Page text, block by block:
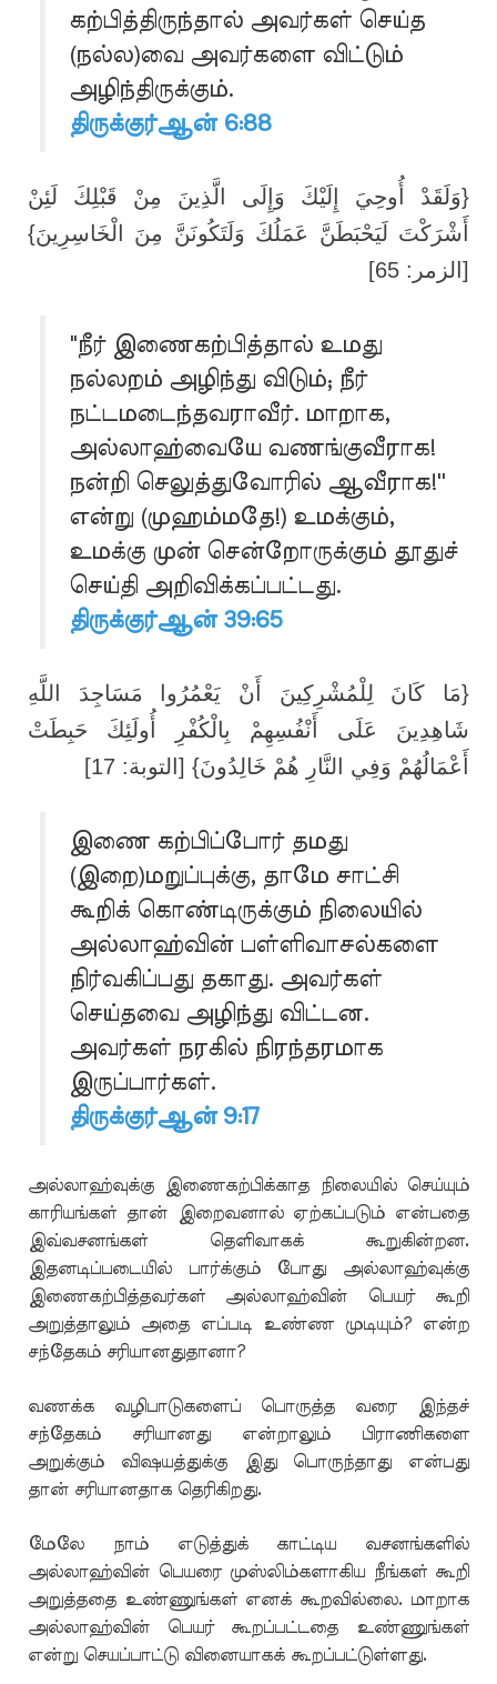
கற்பித்திருந்தால் அவர்கள் செய்த
(நல்ல)வை அவர்களை விட்டும்
அழிந்திருக்கும்.
திருக்குர்ஆன் 6:88
{وَلَقَدْ أُوحِيَ إِلَيْكَ وَإِلَى الَّذِينَ مِنْ قَبْلِكَ لَئِنْ
أَشْرَكْتَ لَيَحْبَطَنَّ عَمَلُكَ وَلَتَكُونَنَّ مِنَ الْخَاسِرِينَ}
[الزمر: 65]
"நீர் இணைகற்பித்தால் உமது
நல்லறம் அழிந்து விடும்; நீர்
நட்டமடைந்தவராவீர். மாறாக,
அல்லாஹ்வையே வணங்குவீராக!
நன்றி செலுத்துவோரில் ஆவீராக!''
என்று (முஹம்மதே!) உமக்கும்,
உமக்கு முன் சென்றோருக்கும் தூதுச்
செய்தி அறிவிக்கப்பட்டது.
திருக்குர்ஆன் 39:65
{مَا كَانَ لِلْمُشْرِكِينَ أَنْ يَعْمُرُوا مَسَاجِدَ اللَّهِ
شَاهِدِينَ عَلَى أَنْفُسِهِمْ بِالْكُفْرِ أُولَئِكَ حَبِطَتْ
أَعْمَالُهُمْ وَفِي النَّارِ هُمْ خَالِدُونَ} [التوبة: 17]
இணை கற்பிப்போர் தமது
(இறை)மறுப்புக்கு, தாமே சாட்சி
கூறிக் கொண்டிருக்கும் நிலையில்
அல்லாஹ்வின் பள்ளிவாசல்களை
நிர்வகிப்பது தகாது. அவர்கள்
செய்தவை அழிந்து விட்டன.
அவர்கள் நரகில் நிரந்தரமாக
இருப்பார்கள்.
திருக்குர்ஆன் 9:17
அல்லாஹ்வுக்கு இணைகற்பிக்காத நிலையில் செய்யும்
காரியங்கள் தான் இறைவனால் ஏற்கப்படும் என்பதை
இவ்வசனங்கள் தெளிவாகக் கூறுகின்றன.
இதனடிப்படையில் பார்க்கும் போது அல்லாஹ்வுக்கு
இணைகற்பித்தவர்கள் அல்லாஹ்வின் பெயர் கூறி
அறுத்தாலும் அதை எப்படி உண்ண முடியும்? என்ற
சந்தேகம் சரியானதுதானா?
வணக்க வழிபாடுகளைப் பொருத்த வரை இந்தச்
சந்தேகம் சரியானது என்றாலும் பிராணிகளை
அறுக்கும் விஷயத்துக்கு இது பொருந்தாது என்பது
தான் சரியானதாக தெரிகிறது.
மேலே நாம் எடுத்துக் காட்டிய வசனங்களில்
அல்லாஹ்வின் பெயரை முஸ்லிம்களாகிய நீங்கள் கூறி
அறுத்ததை உண்ணுங்கள் எனக் கூறவில்லை. மாறாக
அல்லாஹ்வின் பெயர் கூறப்பட்டதை உண்ணுங்கள்
என்று செயப்பாட்டு வினையாகக் கூறப்பட்டுள்ளது.